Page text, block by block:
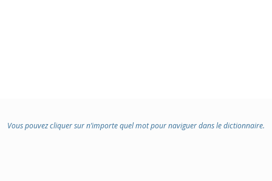
Vous pouvez cliquer sur n’importe quel mot pour naviguer dans le dictionnaire.